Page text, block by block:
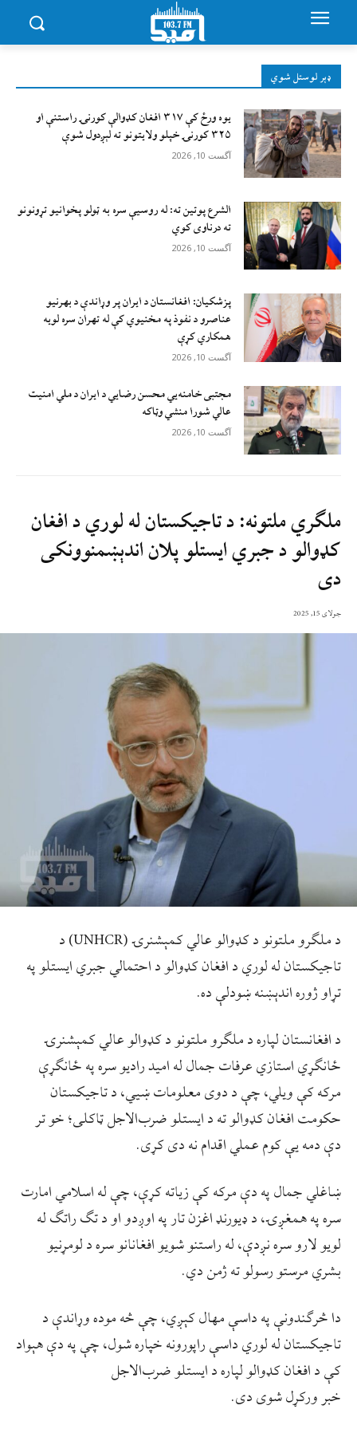
ډېر لوستل شوي
یوه ورځ کې ۳۱۷ افغان کډوالې کورنۍ راستنې او
۳۲۵ کورنۍ خپلو ولایتونو ته لېږدول شوې
آگست 10, 2026
الشرع پوتین ته: له روسیې سره به ټولو پخوانيو تړونونو
ته درناوی کوي
آگست 10, 2026
پزشکیان: افغانستان د ایران پر وړاندې د بهرنیو
عناصرو د نفوذ په مخنیوي کې له تهران سره لويه
همکاري کړې
آگست 10, 2026
مجتبی خامنه‌يي محسن رضايي د ایران د ملي امنیت
عالي شورا منشي وټاکه
آگست 10, 2026
ملګري ملتونه: د تاجیکستان له لوري د افغان
کډوالو د جبري ايستلو پلان اندېښمنوونکی
دی
جولای 15, 2025
د ملګرو ملتونو د کډوالو عالي کمېشنرۍ (UNHCR) د
تاجیکستان له لوري د افغان کډوالو د احتمالي جبري ايستلو په
تړاو ژوره اندېښنه ښودلې ده.
د افغانستان لپاره د ملګرو ملتونو د کډوالو عالي کمېشنرۍ
ځانګړي استازي عرفات جمال له اميد راديو سره په ځانګړې
مرکه کې ويلي، چې د دوی معلومات ښيي، د تاجیکستان
حکومت افغان کډوالو ته د ايستلو ضرب‌الاجل ټاکلی؛ خو تر
دې دمه یې کوم عملي اقدام نه دی کړی.
ښاغلي جمال په دې مرکه کې زياته کړې، چې له اسلامي امارت
سره په همغږۍ، د ډيورنډ اغزن تار په اوږدو او د تګ راتګ له
لویو لارو سره نږدې، له راستنو شويو افغانانو سره د لومړنیو
بشري مرستو رسولو ته ژمن دي.
دا څرګندونې په داسې مهال کېږي، چې څه موده وړاندې د
تاجيکستان له لوري داسې راپورونه خپاره شول، چې په دې هېواد
کې د افغان کډوالو لپاره د ايستلو ضرب‌الاجل
خبر ورکړل شوی دی.